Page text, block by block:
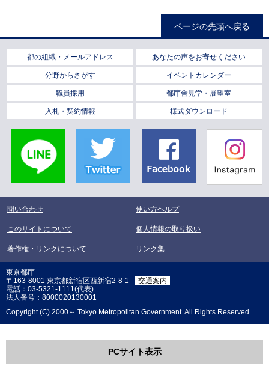
ページの先頭へ戻る
都の組織・メールアドレス あなたの声をお寄せください
分野からさがす イベントカレンダー
職員採用 都庁舎見学・展望室
入札・契約情報 様式ダウンロード
LINE Facebook
問い合わせ 使い方ヘルプ
このサイトについて 個人情報の取り扱い
著作権・リンクについて リンク集
東京都庁
〒163-8001 東京都新宿区西新宿2-8-1
交通案内
電話：03-5321-1111(代表)
法人番号：8000020130001
Copyright (C) 2000～ Tokyo Metropolitan Government. All Rights Reserved.
PCサイト表示